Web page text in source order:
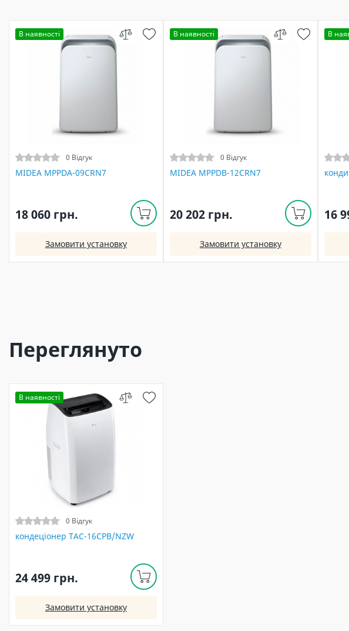
В наявності
0 Відгук
MIDEA MPPDA-09CRN7
18 060 грн.
Замовити установку
В наявності
0 Відгук
MIDEA MPPDB-12CRN7
20 202 грн.
Замовити установку
В
16
Переглянуто
В наявності
0 Відгук
кондеціонер TAC-16CPB/NZW
24 499 грн.
Замовити установку